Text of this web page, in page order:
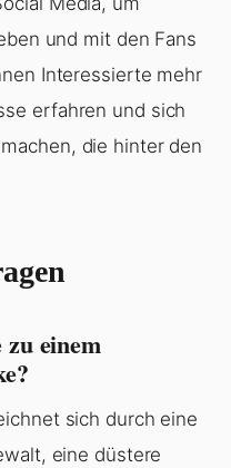
und mit den Fans
Interessierte mehr
erfahren und sich
die hinter den
zu einem
sich durch eine
eine düstere